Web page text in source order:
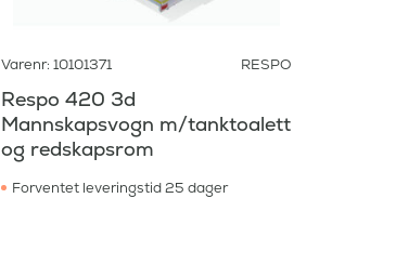
Varenr: 10101371 RESPO
Respo 420 3d
Mannskapsvogn m/tanktoalett
og redskapsrom
Forventet leveringstid 25 dager